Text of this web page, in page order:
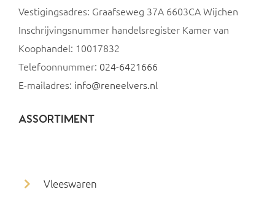
Vestigingsadres: Graafseweg 37A 6603CA Wijchen
Inschrijvingsnummer handelsregister Kamer van
Koophandel: 10017832
Telefoonnummer: 024-6421666
E-mailadres: info@reneelvers.nl
ASSORTIMENT
Vleeswaren